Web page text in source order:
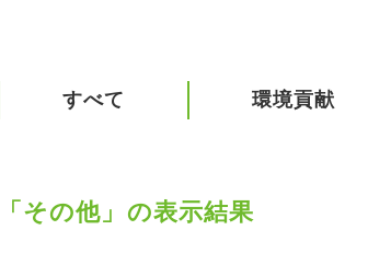
すべて 環境貢献
「その他」の表示結果